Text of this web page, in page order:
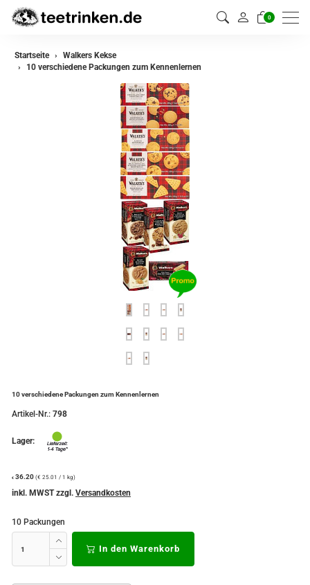
0
Startseite
Walkers Kekse
10 verschiedene Packungen zum Kennenlernen
10 verschiedene Packungen zum Kennenlernen
Artikel-Nr.: 798
Lager:
€ 36.20 (€ 25.01 / 1 kg)
inkl. MWST zzgl. Versandkosten
10 Packungen
In den Warenkorb